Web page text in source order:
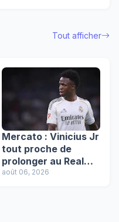
Tout afficher
Mercato : Vinicius Jr
tout proche de
prolonger au Real
Madrid après l’effet
août 06, 2026